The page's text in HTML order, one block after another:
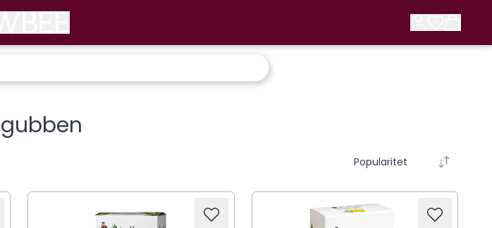
Popularitet